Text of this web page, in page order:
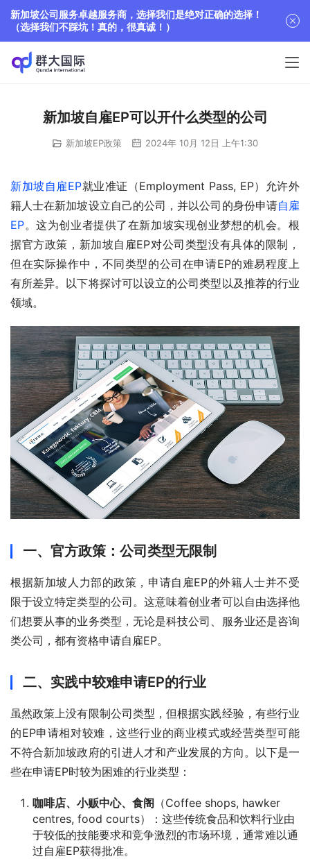
新加坡自雇EP可以开什么类型的公司
新加坡EP政策 2024年 10月 12日 上午1:30
新加坡自雇EP就业准证（Employment Pass, EP）允许外
籍人士在新加坡设立自己的公司，并以公司的身份申请自雇
EP。这为创业者提供了在新加坡实现创业梦想的机会。根
据官方政策，新加坡自雇EP对公司类型没有具体的限制，
但在实际操作中，不同类型的公司在申请EP的难易程度上
有所差异。以下将探讨可以设立的公司类型以及推荐的行业
领域。
一、官方政策：公司类型无限制
根据新加坡人力部的政策，申请自雇EP的外籍人士并不受
限于设立特定类型的公司。这意味着创业者可以自由选择他
们想要从事的业务类型，无论是科技公司、服务业还是咨询
类公司，都有资格申请自雇EP。
二、实践中较难申请EP的行业
虽然政策上没有限制公司类型，但根据实践经验，有些行业
的EP申请相对较难，这些行业的商业模式或经营类型可能
不符合新加坡政府的引进人才和产业发展的方向。以下是一
些在申请EP时较为困难的行业类型：
咖啡店、小贩中心、食阁 （Coffee shops, hawker
centres, food courts）：这些传统食品和饮料行业由
于较低的技能要求和竞争激烈的市场环境，通常难以通
过自雇EP获得批准。
新加坡公司服务卓越服务商，选择我们是绝对正确的选择！
（选择我们不踩坑！真的，很真诚！）